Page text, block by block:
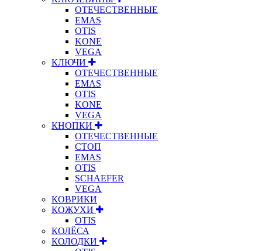
ОТЕЧЕСТВЕННЫЕ
EMAS
OTIS
KONE
VEGA
КЛЮЧИ
ОТЕЧЕСТВЕННЫЕ
EMAS
OTIS
KONE
VEGA
КНОПКИ
ОТЕЧЕСТВЕННЫЕ
СТОП
EMAS
OTIS
SCHAEFER
VEGA
КОВРИКИ
КОЖУХИ
OTIS
КОЛЁСА
КОЛОДКИ